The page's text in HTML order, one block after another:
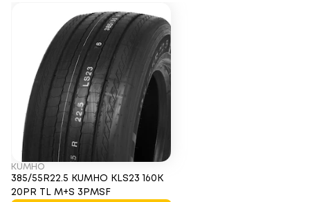
KUMHO
385/55R22.5 KUMHO KLS23 160K
20PR TL M+S 3PMSF